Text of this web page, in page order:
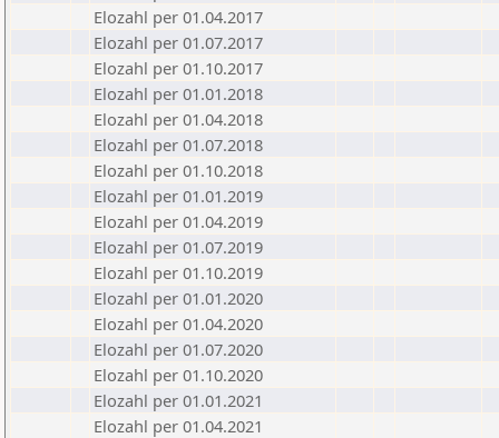
Elozahl per 01.04.2017
Elozahl per 01.07.2017
Elozahl per 01.10.2017
Elozahl per 01.01.2018
Elozahl per 01.04.2018
Elozahl per 01.07.2018
Elozahl per 01.10.2018
Elozahl per 01.01.2019
Elozahl per 01.04.2019
Elozahl per 01.07.2019
Elozahl per 01.10.2019
Elozahl per 01.01.2020
Elozahl per 01.04.2020
Elozahl per 01.07.2020
Elozahl per 01.10.2020
Elozahl per 01.01.2021
Elozahl per 01.04.2021